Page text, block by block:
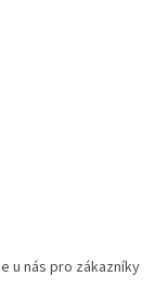
u nás pro zákazníky